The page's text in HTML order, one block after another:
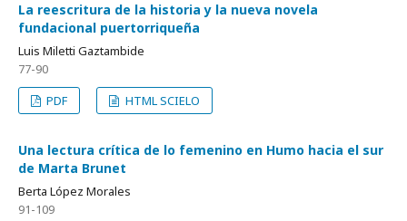
La reescritura de la historia y la nueva novela
fundacional puertorriqueña
Luis Miletti Gaztambide
77-90
PDF
HTML SCIELO
Una lectura crítica de lo femenino en Humo hacia el sur
de Marta Brunet
Berta López Morales
91-109